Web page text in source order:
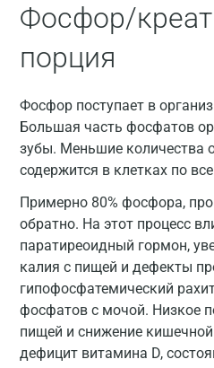
Фосфор/
порция
Фосфор поступает в
Большая часть фосфатов
зубы. Меньшие количества
содержится в клетках по
Примерно 80% фосфора,
обратно. На этот процесс
паратиреоидный гормон,
калия с пищей и дефекты
гипофосфатемический
фосфатов с мочой. Низкое
пищей и снижение
дефицит витамина D,